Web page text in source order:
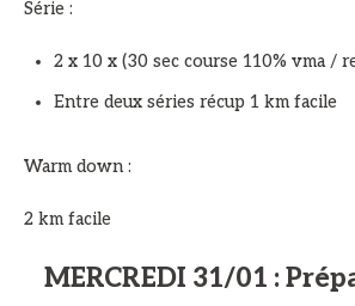
Série :
2 x 10 x (30 sec course 110% vma /
Entre deux séries récup 1 km facile
Warm down :
2 km facile
MERCREDI 31/01 :